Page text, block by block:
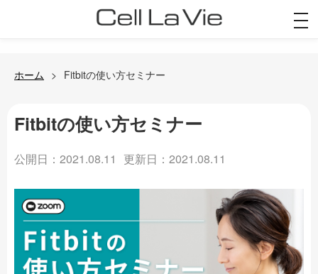
ホーム Fitbitの使い方セミナー
Fitbitの使い方セミナー
公開日：2021.08.11 更新日：2021.08.11